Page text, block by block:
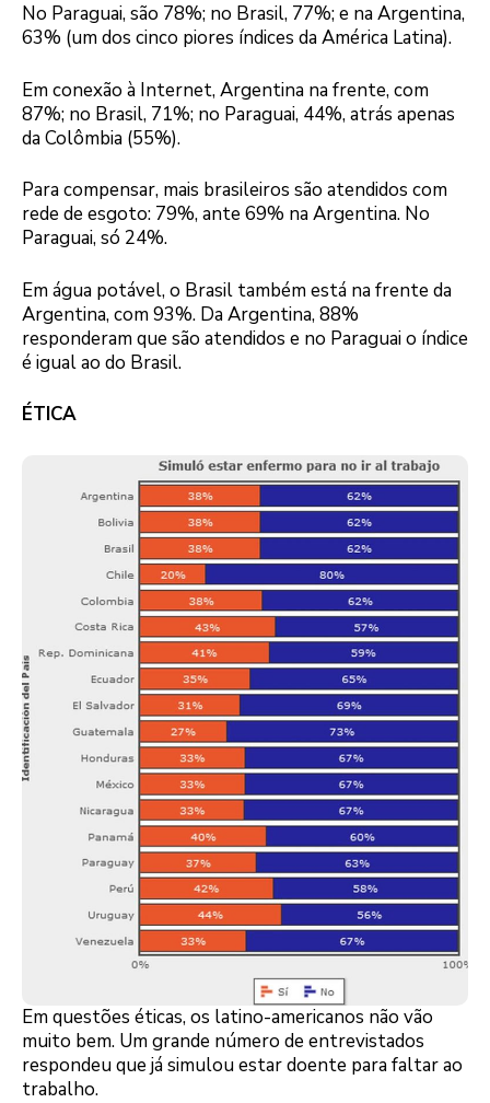
No Paraguai, são 78%; no Brasil, 77%; e na Argentina,
63% (um dos cinco piores índices da América Latina).
Em conexão à Internet, Argentina na frente, com
87%; no Brasil, 71%; no Paraguai, 44%, atrás apenas
da Colômbia (55%).
Para compensar, mais brasileiros são atendidos com
rede de esgoto: 79%, ante 69% na Argentina. No
Paraguai, só 24%.
Em água potável, o Brasil também está na frente da
Argentina, com 93%. Da Argentina, 88%
responderam que são atendidos e no Paraguai o índice
é igual ao do Brasil.
ÉTICA
Em questões éticas, os latino-americanos não vão
muito bem. Um grande número de entrevistados
respondeu que já simulou estar doente para faltar ao
trabalho.